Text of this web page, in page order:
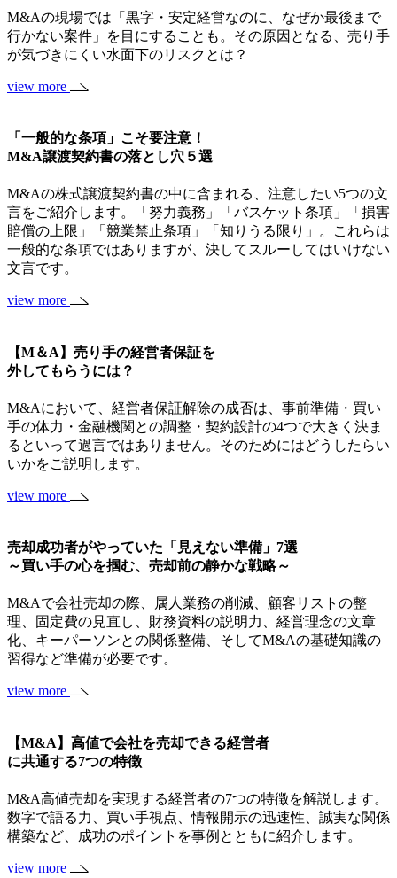
M&Aの現場では「黒字・安定経営なのに、なぜか最後まで
行かない案件」を目にすることも。その原因となる、売り手
が気づきにくい水面下のリスクとは？
view more
「一般的な条項」こそ要注意！
M&A譲渡契約書の落とし穴５選
M&Aの株式譲渡契約書の中に含まれる、注意したい5つの文
言をご紹介します。「努力義務」「バスケット条項」「損害
賠償の上限」「競業禁止条項」「知りうる限り」。これらは
一般的な条項ではありますが、決してスルーしてはいけない
文言です。
view more
【M＆A】売り手の経営者保証を
外してもらうには？
M&Aにおいて、経営者保証解除の成否は、事前準備・買い
手の体力・金融機関との調整・契約設計の4つで大きく決ま
るといって過言ではありません。そのためにはどうしたらい
いかをご説明します。
view more
売却成功者がやっていた「見えない準備」7選
～買い手の心を掴む、売却前の静かな戦略～
M&Aで会社売却の際、属人業務の削減、顧客リストの整
理、固定費の見直し、財務資料の説明力、経営理念の文章
化、キーパーソンとの関係整備、そしてM&Aの基礎知識の
習得など準備が必要です。
view more
【M&A】高値で会社を売却できる経営者
に共通する7つの特徴
M&A高値売却を実現する経営者の7つの特徴を解説します。
数字で語る力、買い手視点、情報開示の迅速性、誠実な関係
構築など、成功のポイントを事例とともに紹介します。
view more